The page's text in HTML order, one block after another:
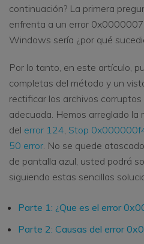
Repairit - Reparar Datos
UBackit - Respaldar Datos
continuación? La primera
enfrenta a un error
Windows sería ¿por qué
Por lo tanto, en este artículo,
completas del método y un
rectificar los archivos
adecuada. Hemos arreglado
del error 124, Stop
50 error. No se quede
de pantalla azul, usted podrá
siguiendo estas sencillas
Parte 1: ¿Que es el error
Parte 2: Causas del error